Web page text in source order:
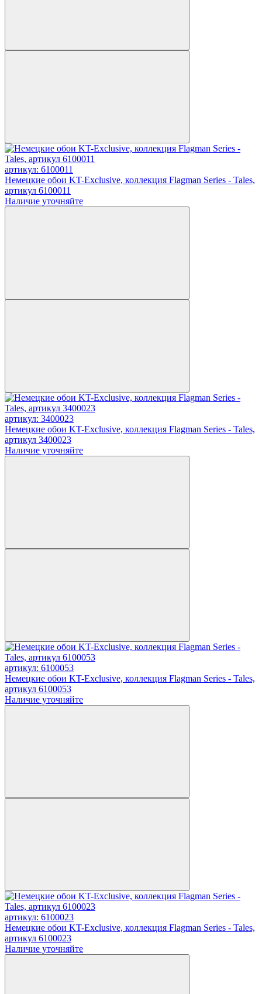
артикул: 6100011
Немецкие обои KT-Exclusive, коллекция Flagman Series - Tales,
артикул 6100011
Наличие уточняйте
артикул: 3400023
Немецкие обои KT-Exclusive, коллекция Flagman Series - Tales,
артикул 3400023
Наличие уточняйте
артикул: 6100053
Немецкие обои KT-Exclusive, коллекция Flagman Series - Tales,
артикул 6100053
Наличие уточняйте
артикул: 6100023
Немецкие обои KT-Exclusive, коллекция Flagman Series - Tales,
артикул 6100023
Наличие уточняйте